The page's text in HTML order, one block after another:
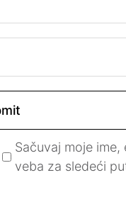
Sačuvaj moje
veba za sledeći